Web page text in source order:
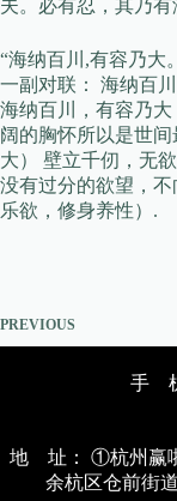
夫。必有忍，其乃
“海纳百川,有容乃大
一副对联： 海纳百
海纳百川，有容乃
阔的胸怀所以是世
大） 壁立千仞，无
没有过分的欲望，
乐欲，修身养性）.
PREVIOUS
手
地 址： ①杭州赢
余杭区仓前街